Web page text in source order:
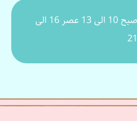
صبح 10 الی 13 عصر 16 الی
21